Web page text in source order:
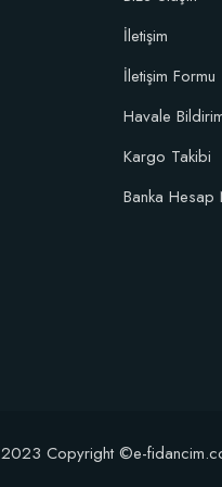
İletişim
İletişim Formu
Havale
Kargo Takibi
Banka Hesap
2023 Copyright ©e-